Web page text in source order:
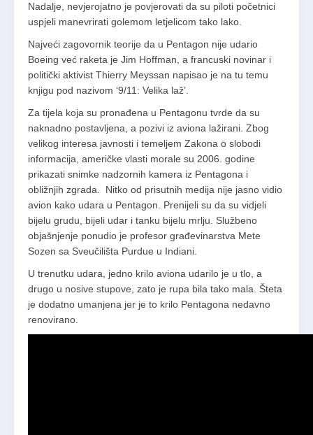
Nadalje, nevjerojatno je povjerovati da su piloti početnici
uspjeli manevrirati golemom letjelicom tako lako.
Najveći zagovornik teorije da u Pentagon nije udario
Boeing već raketa je Jim Hoffman, a francuski novinar i
politički aktivist Thierry Meyssan napisao je na tu temu
knjigu pod nazivom ‘9/11: Velika laž’.
Za tijela koja su pronađena u Pentagonu tvrde da su
naknadno postavljena, a pozivi iz aviona lažirani. Zbog
velikog interesa javnosti i temeljem Zakona o slobodi
informacija, američke vlasti morale su 2006. godine
prikazati snimke nadzornih kamera iz Pentagona i
obližnjih zgrada. Nitko od prisutnih medija nije jasno vidio
avion kako udara u Pentagon. Prenijeli su da su vidjeli
bijelu grudu, bijeli udar i tanku bijelu mrlju. Službeno
objašnjenje ponudio je profesor građevinarstva Mete
Sozen sa Sveučilišta Purdue u Indiani.
U trenutku udara, jedno krilo aviona udarilo je u tlo, a
drugo u nosive stupove, zato je rupa bila tako mala. Šteta
je dodatno umanjena jer je to krilo Pentagona nedavno
renovirano.